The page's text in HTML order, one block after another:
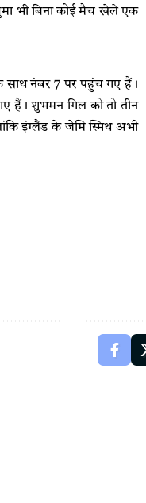
भी बिना कोई मैच खेले एक
साथ नंबर 7 पर पहुंच गए हैं।
हैं। शुभमन गिल को तो तीन
इंग्लैंड के जेमि स्मिथ अभी